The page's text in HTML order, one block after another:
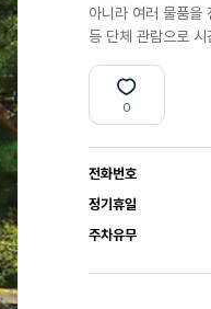
아니라 여러 물품을
등 단체 관람으로 시
0
전화번호
정기휴일
주차유무